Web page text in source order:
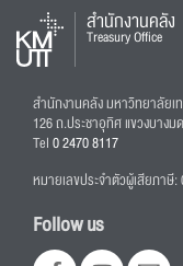
สำนักงานคลัง
Treasury Office
สำนักงานคลัง มหาวิทยาลัยเ
126 ถ.ประชาอุทิศ แขวงบาง
Tel0 2470 8117
หมายเลขประจำตัวผู้เสียภาษี
Follow us